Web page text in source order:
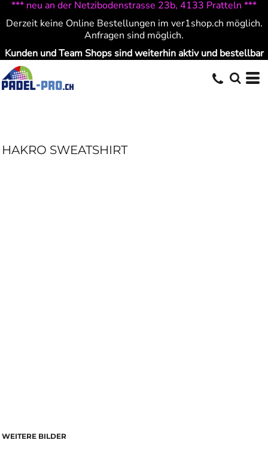
*** neu an der Netzibodenstrasse 23b, 4133 Pratteln ***
Derzeit keine Online Bestellungen im ver1shop.ch möglich.
Anfragen sind möglich.
Kunden und Team Shops sind weiterhin aktiv und bestellbar
HAKRO SWEATSHIRT
WEITERE BILDER